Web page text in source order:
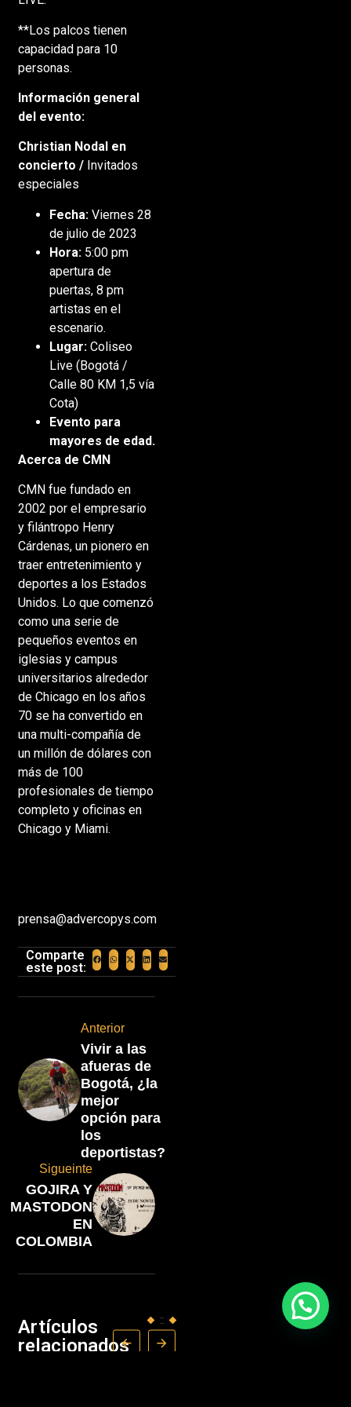
**Los palcos tienen
capacidad para 10
personas.
Información general
del evento:
Christian Nodal en
concierto / Invitados
especiales
Fecha: Viernes 28
de julio de 2023
Hora: 5:00 pm
apertura de
puertas, 8 pm
artistas en el
escenario.
Lugar: Coliseo
Live (Bogotá /
Calle 80 KM 1,5 vía
Cota)
Evento para
mayores de edad.
Acerca de CMN
CMN fue fundado en
2002 por el empresario
y filántropo Henry
Cárdenas, un pionero en
traer entretenimiento y
deportes a los Estados
Unidos. Lo que comenzó
como una serie de
pequeños eventos en
iglesias y campus
universitarios alrededor
de Chicago en los años
70 se ha convertido en
una multi-compañía de
un millón de dólares con
más de 100
profesionales de tiempo
completo y oficinas en
Chicago y Miami.
prensa@advercopys.com
Comparte
este post:
Anterior
Vivir a las
afueras de
Bogotá, ¿la
mejor
opción para
los
deportistas?
Sigueinte
GOJIRA Y
MASTODON
EN
COLOMBIA
Artículos
relacionados